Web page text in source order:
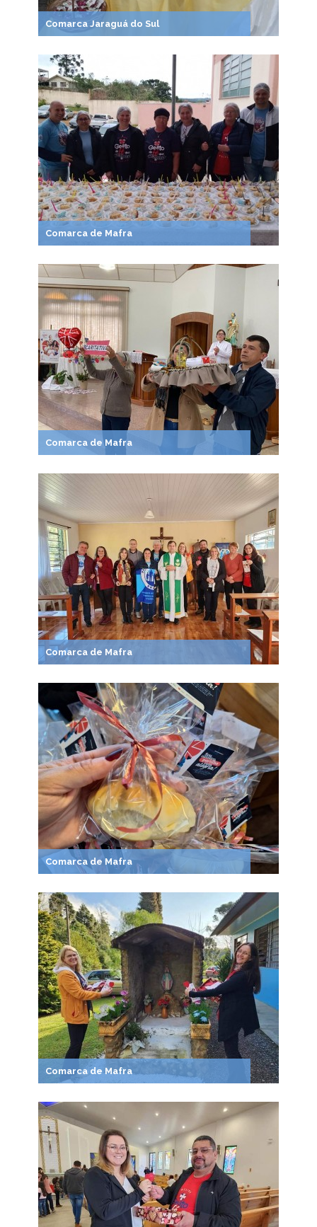
Comarca Jaraguá do Sul
Comarca de Mafra
Comarca de Mafra
Comarca de Mafra
Comarca de Mafra
Comarca de Mafra